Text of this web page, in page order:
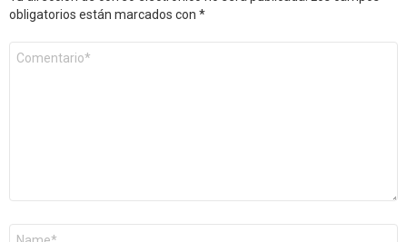
obligatorios están marcados con *
Comentario
Nombre